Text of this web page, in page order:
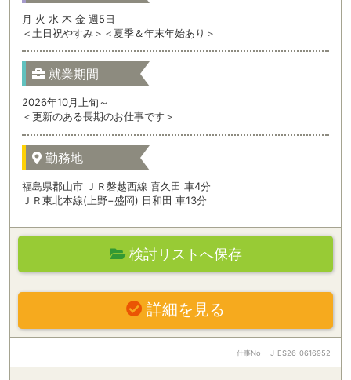
月 火 水 木 金 週5日
＜土日祝やすみ＞＜夏季＆年末年始あり＞
就業期間
2026年10月上旬～
＜更新のある長期のお仕事です＞
勤務地
福島県郡山市 ＪＲ磐越西線 喜久田 車4分
ＪＲ東北本線(上野−盛岡) 日和田 車13分
検討リストへ保存
詳細を見る
仕事No J-ES26-0616952